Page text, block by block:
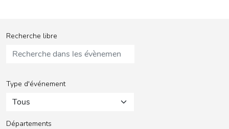
Recherche libre
Type d'événement
Tous
Départements